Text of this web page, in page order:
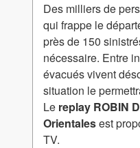
Des milliers de
qui frappe le
près de 150
nécessaire. Entre
évacués vivent
situation le
Le replay ROBIN
Orientalesest
TV.